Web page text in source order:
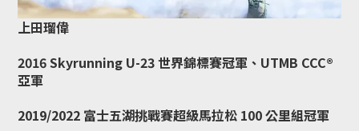
上田瑠偉
2016 Skyrunning U-23 世界錦標賽冠軍、UTMB CCC®
亞軍
2019/2022 富士五湖挑戰賽超級馬拉松 100 公里組冠軍